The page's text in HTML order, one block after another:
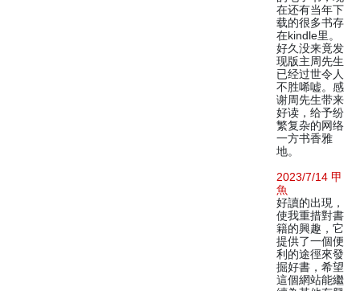
在还有当年下
载的很多书存
在kindle里。
好久没来竟发
现版主周先生
已经过世令人
不胜唏嘘。感
谢周先生带来
好读，给予纷
繁复杂的网络
一方书香雅
地。
2023/7/14 甲
魚
好讀的出現，
使我重措對書
籍的興趣，它
提供了一個便
利的途徑來發
掘好書，希望
這個網站能繼